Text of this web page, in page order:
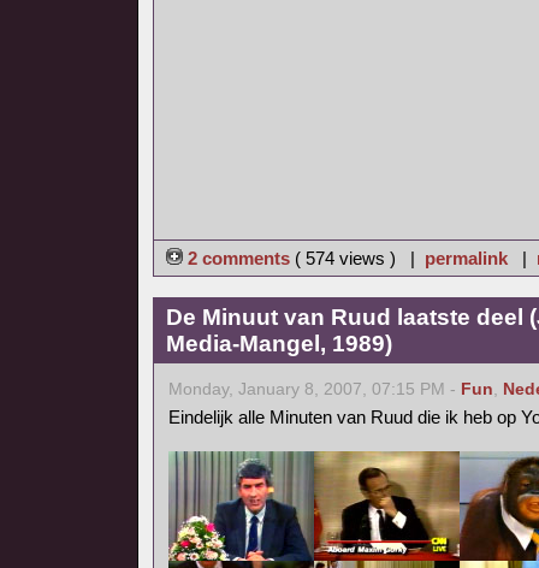
2 comments ( 574 views ) | permalink |
De Minuut van Ruud laatste deel
Media-Mangel, 1989)
Monday, January 8, 2007, 07:15 PM - Fun,
Eindelijk alle Minuten van Ruud die ik heb op